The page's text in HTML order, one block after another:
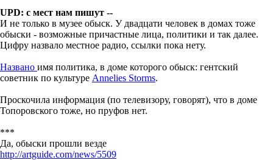
UPD: с мест нам пишут --
И не только в музее обыск. У двадцати человек в домах тоже
обыски - возможные причастные лица, политики и так далее.
Цифру назвало местное радио, ссылки пока нету.
Названо имя политика, в доме которого обыск: гентский
советник по культуре Annelies Storms.
Проскочила информация (по телевизору, говорят), что в доме
Топоровского тоже, но пруфов нет.
***
Да, обыски прошли везде
http://artguide.com/news/5509